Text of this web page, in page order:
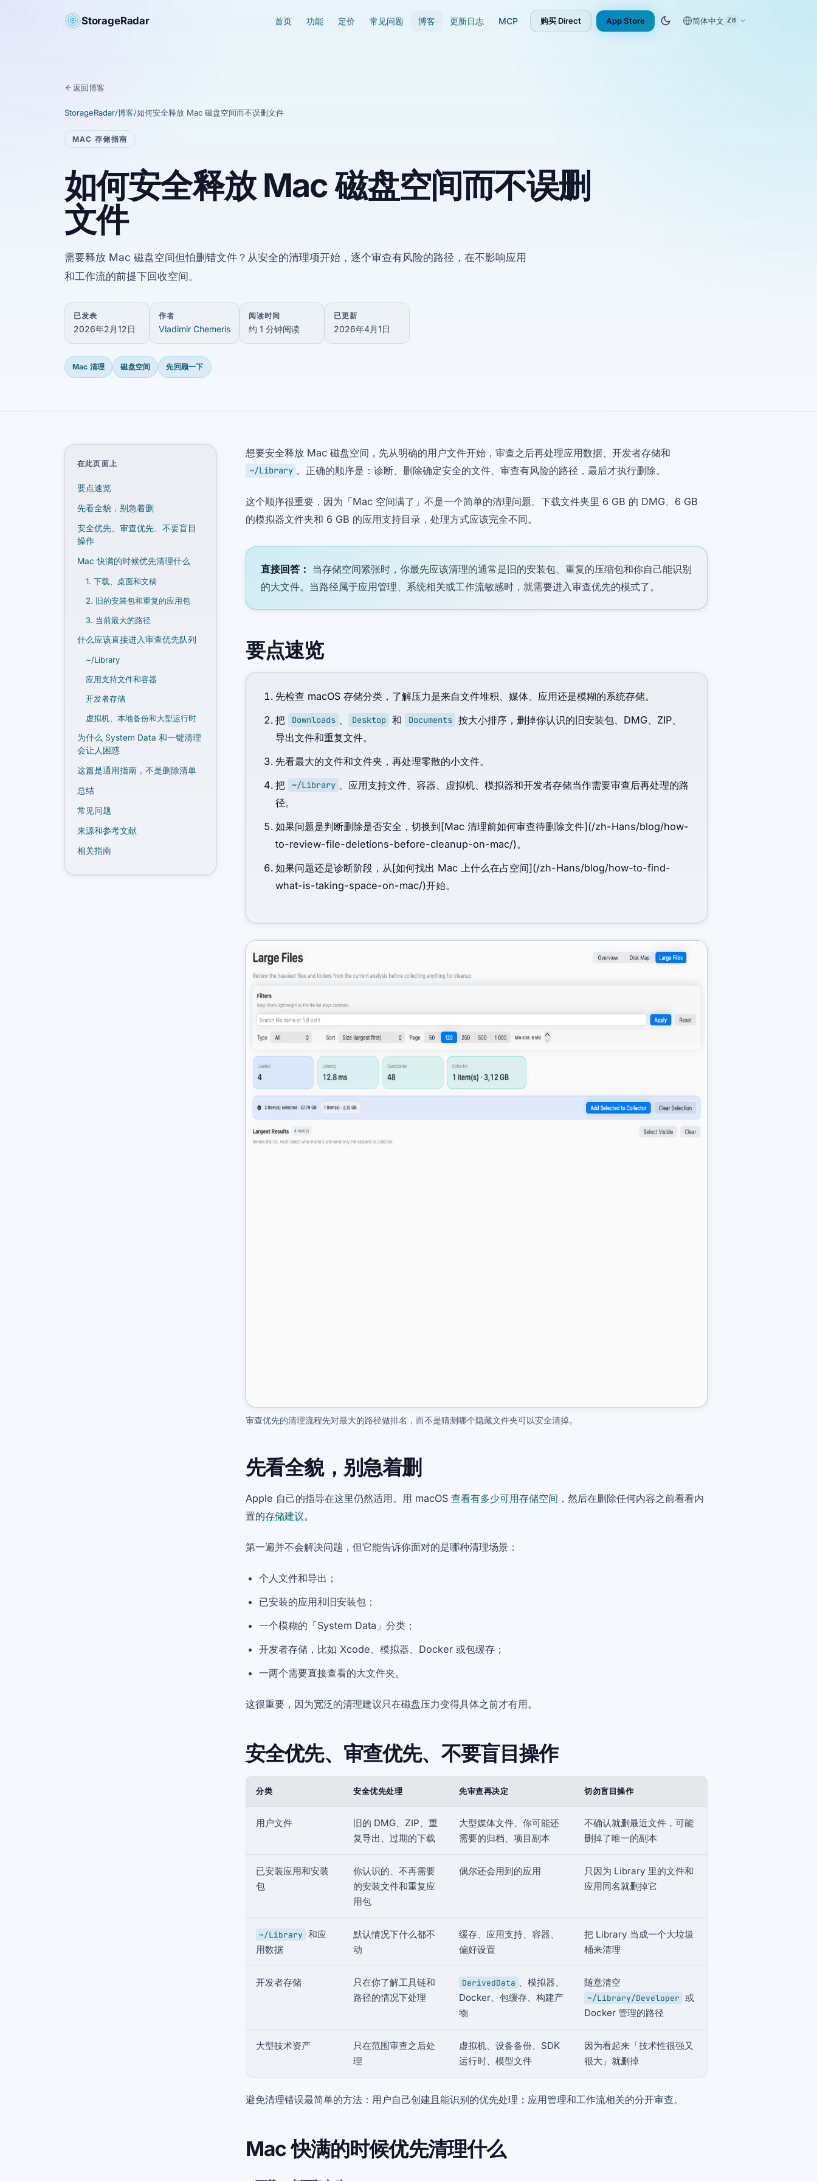
StorageRadar 首页 功能 定价 常见问题 博客 更新日志 MCP 购买 Direct App Store
(opens in new tab)
简体中文 ZH
返回博客
StorageRadar/博客/如何安全释放 Mac 磁盘空间而不误删文件
MAC 存储指南
如何安全释放 Mac 磁盘空间而不误删
文件
需要释放 Mac 磁盘空间但怕删错文件？从安全的清理项开始，逐个审查有风险的路径，在不影响应用
和工作流的前提下回收空间。
已发表
2026年2月12日
作者
Vladimir Chemeris
阅读时间
约 1 分钟阅读
已更新
2026年4月1日
Mac 清理 磁盘空间 先回顾一下
在此页面上
要点速览
先看全貌，别急着删
安全优先、审查优先、不要盲目
操作
Mac 快满的时候优先清理什么
1. 下载、桌面和文稿
2. 旧的安装包和重复的应用包
3. 当前最大的路径
什么应该直接进入审查优先队列
~/Library
应用支持文件和容器
开发者存储
虚拟机、本地备份和大型运行时
为什么 System Data 和一键清理
会让人困惑
这篇是通用指南，不是删除清单
总结
常见问题
来源和参考文献
相关指南
想要安全释放 Mac 磁盘空间，先从明确的用户文件开始，审查之后再处理应用数据、开发者存储和
~/Library 。正确的顺序是：诊断、删除确定安全的文件、审查有风险的路径，最后才执行删除。
这个顺序很重要，因为「Mac 空间满了」不是一个简单的清理问题。下载文件夹里 6 GB 的 DMG、6 GB
的模拟器文件夹和 6 GB 的应用支持目录，处理方式应该完全不同。
直接回答： 当存储空间紧张时，你最先应该清理的通常是旧的安装包、重复的压缩包和你自己能识别
的大文件。当路径属于应用管理、系统相关或工作流敏感时，就需要进入审查优先的模式了。
要点速览
先检查 macOS 存储分类，了解压力是来自文件堆积、媒体、应用还是模糊的系统存储。
把
Downloads Desktop 和 Documents 按大小排序，删掉你认识的旧安装包、DMG、ZIP、
导出文件和重复文件。
先看最大的文件和文件夹，再处理零散的小文件。
把
~/Library
、应用支持文件、容器、虚拟机、模拟器和开发者存储当作需要审查后再处理的路
径。
如果问题是判断删除是否安全，切换到[Mac 清理前如何审查待删除文件](/zh-Hans/blog/how-
to-review-file-deletions-before-cleanup-on-mac/)。
如果问题还是诊断阶段，从[如何找出 Mac 上什么在占空间](/zh-Hans/blog/how-to-find-
what-is-taking-space-on-mac/)开始。
审查优先的清理流程先对最大的路径做排名，而不是猜测哪个隐藏文件夹可以安全清掉。
先看全貌，别急着删
Apple 自己的指导在这里仍然适用。用 macOS 查看有多少可用存储空间 ，然后在删除任何内容之前看看内
置的存储建议。
第一遍并不会解决问题，但它能告诉你面对的是哪种清理场景：
个人文件和导出；
已安装的应用和旧安装包；
一个模糊的「System Data」分类；
开发者存储，比如 Xcode、模拟器、Docker 或包缓存；
一两个需要直接查看的大文件夹。
这很重要，因为宽泛的清理建议只在磁盘压力变得具体之前才有用。
安全优先、审查优先、不要盲目操作
分类 安全优先处理 先审查再决定 切勿盲目操作
用户文件
旧的 DMG、ZIP、重
复导出、过期的下载
大型媒体文件、你可能还
需要的归档、项目副本
不确认就删最近文件，可能
删掉了唯一的副本
已安装应用和安装
包
你认识的、不再需要
的安装文件和重复应
用包
偶尔还会用到的应用
只因为 Library 里的文件和
应用同名就删掉它
~/Library 和应
用数据
默认情况下什么都不
动
缓存、应用支持、容器、
偏好设置
把 Library 当成一个大垃圾
桶来清理
开发者存储
只在你了解工具链和
路径的情况下处理
DerivedData
、模拟器、
Docker、包缓存、构建产
物
随意清空
~/Library/Developer 或
Docker 管理的路径
大型技术资产
只在范围审查之后处
理
虚拟机、设备备份、SDK
运行时、模型文件
因为看起来「技术性很强又
很大」就删掉
避免清理错误最简单的方法：用户自己创建且能识别的优先处理；应用管理和工作流相关的分开审查。
Mac 快满的时候优先清理什么